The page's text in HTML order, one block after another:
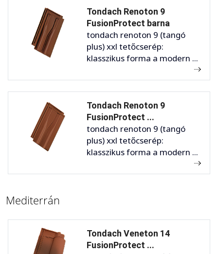
Tondach Renoton 9
FusionProtect barna
tondach renoton 9 (tangó
plus) xxl tetőcserép:
klasszikus forma a modern ...
Tondach Renoton 9
FusionProtect ...
tondach renoton 9 (tangó
plus) xxl tetőcserép:
klasszikus forma a modern ...
Mediterrán
Tondach Veneton 14
FusionProtect ...